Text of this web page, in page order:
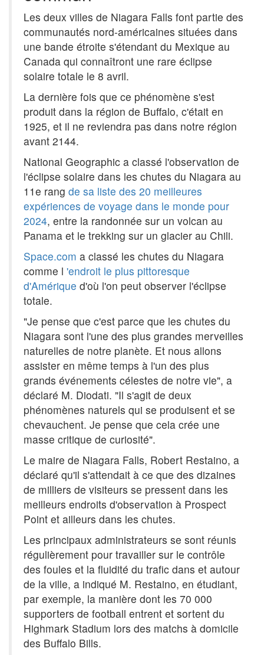
Les deux villes de Niagara Falls font partie des
communautés nord-américaines situées dans
une bande étroite s'étendant du Mexique au
Canada qui connaîtront une rare éclipse
solaire totale le 8 avril.
La dernière fois que ce phénomène s'est
produit dans la région de Buffalo, c'était en
1925, et il ne reviendra pas dans notre région
avant 2144.
National Geographic a classé l'observation de
l'éclipse solaire dans les chutes du Niagara au
11e rang de sa liste des 20 meilleures
expériences de voyage dans le monde pour
2024, entre la randonnée sur un volcan au
Panama et le trekking sur un glacier au Chili.
Space.com a classé les chutes du Niagara
comme l 'endroit le plus pittoresque
d'Amérique d'où l'on peut observer l'éclipse
totale.
"Je pense que c'est parce que les chutes du
Niagara sont l'une des plus grandes merveilles
naturelles de notre planète. Et nous allons
assister en même temps à l'un des plus
grands événements célestes de notre vie", a
déclaré M. Diodati. "Il s'agit de deux
phénomènes naturels qui se produisent et se
chevauchent. Je pense que cela crée une
masse critique de curiosité".
Le maire de Niagara Falls, Robert Restaino, a
déclaré qu'il s'attendait à ce que des dizaines
de milliers de visiteurs se pressent dans les
meilleurs endroits d'observation à Prospect
Point et ailleurs dans les chutes.
Les principaux administrateurs se sont réunis
régulièrement pour travailler sur le contrôle
des foules et la fluidité du trafic dans et autour
de la ville, a indiqué M. Restaino, en étudiant,
par exemple, la manière dont les 70 000
supporters de football entrent et sortent du
Highmark Stadium lors des matchs à domicile
des Buffalo Bills.